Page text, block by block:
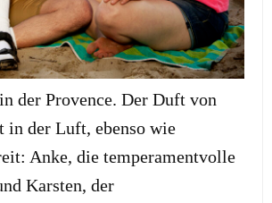
der Provence. Der Duft von
in der Luft, ebenso wie
Anke, die temperamentvolle
Karsten, der